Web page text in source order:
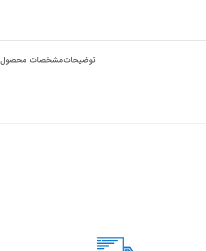
توضیحاتمشخصات محصول